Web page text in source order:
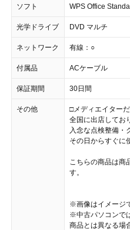
ソフト WPS Office
光学ドライブ DVD マルチ
ネットワーク 有線：○
付属品 ACケーブル
保証期間 30日間
その他
□メディエイター
全国に出店してお
入念な点検整備・
その日からすぐに
こちらの商品は商
す。
※画像はイメージ
※中古パソコンで
商品とは異なる場